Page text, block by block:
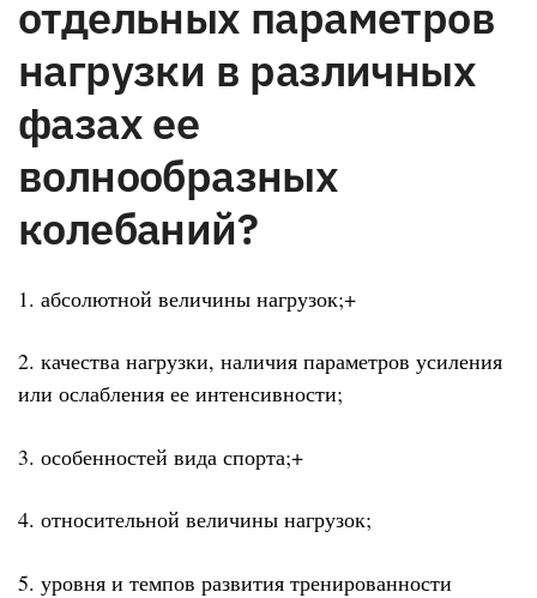
отдельных параметров
нагрузки в различных
фазах ее
волнообразных
колебаний?
1. абсолютной величины нагрузок;+
2. качества нагрузки, наличия параметров усиления
или ослабления ее интенсивности;
3. особенностей вида спорта;+
4. относительной величины нагрузок;
5. уровня и темпов развития тренированности